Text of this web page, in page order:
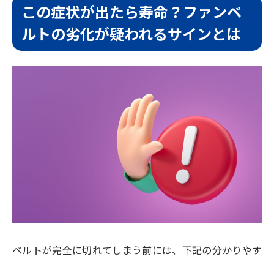
この症状が出たら寿命？ファンベ
ルトの劣化が疑われるサインとは
ベルトが完全に切れてしまう前には、下記の分かりやす